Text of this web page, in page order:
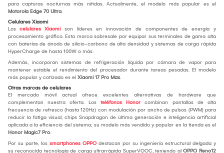
para capturas nocturnas más nítidas. Actualmente, el modelo más popular es el
Motorola Edge 70 Ultra.
Celulares Xiaomi
Los celulares Xiaomison líderes en innovación de componentes de energía y
procesamiento gráfico. Esta marca sobresale por equipar sus terminales de gama alta
con baterías de ánodo de silicio-carbono de alta densidad y sistemas de carga rápida
HyperCharge de hasta 100W o más.
Además, incorporan sistemas de refrigeración líquida por cámara de vapor para
mantener estable el rendimiento del procesador durante tareas pesadas. El modelo
más popular y cotizado es el Xiaomi 17 Pro Max.
Otras marcas de celulares
El mercado móvil actual ofrece excelentes alternativas de hardware que
complementan nuestra oferta. Los teléfonos Honor combinan pantallas de alta
frecuencia de refresco (hasta 120Hz) con modulación por ancho de pulsos (PWM) para
reducir la fatiga visual, chips Snapdragon de última generación e inteligencia artificial
aplicada a la eficiencia del sistema; su modelo más vendido y popular en la tienda es el
Honor Magic7 Pro.
Por su parte, los smartphones OPPOdestacan por su ingeniería estructural delgada y
su reconocida tecnología de carga ultrarrápida SuperVOOC, teniendo al OPPO Reno12